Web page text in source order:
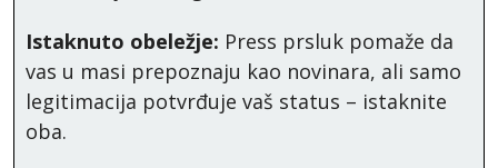
Istaknuto obeležje: Press prsluk pomaže da
vas u masi prepoznaju kao novinara, ali samo
legitimacija potvrđuje vaš status – istaknite
oba.